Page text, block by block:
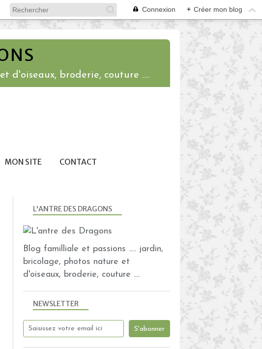
Connexion + Créer mon blog
d'oiseaux, broderie, couture ....
MON SITE CONTACT
NEWSLETTER
L'ANTRE DES DRAGONS
Blog familliale et passions ..... jardin,
bricolage, photos nature et
d'oiseaux, broderie, couture ....